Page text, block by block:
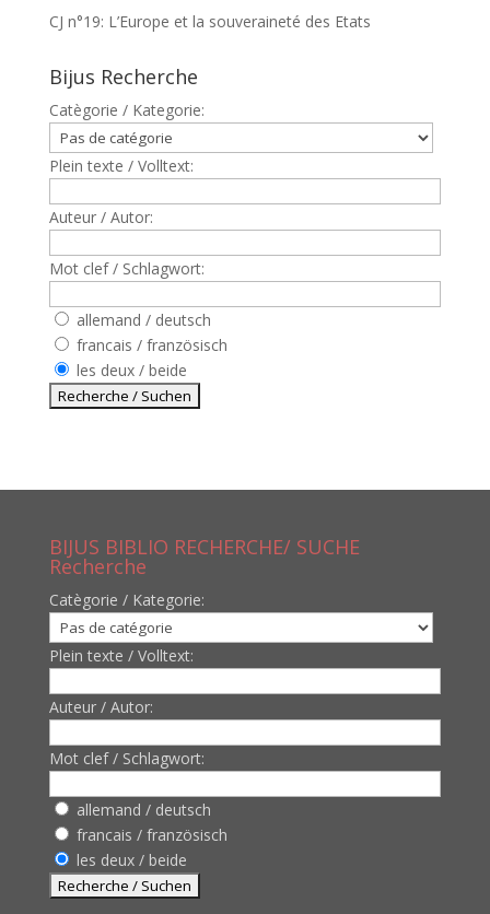
CJ n°19: L’Europe et la souveraineté des Etats
Bijus Recherche
Catègorie / Kategorie:
Plein texte / Volltext:
Auteur / Autor:
Mot clef / Schlagwort:
allemand / deutsch
francais / französisch
les deux / beide
BIJUS BIBLIO RECHERCHE/ SUCHE
Recherche
Catègorie / Kategorie:
Plein texte / Volltext:
Auteur / Autor:
Mot clef / Schlagwort:
allemand / deutsch
francais / französisch
les deux / beide